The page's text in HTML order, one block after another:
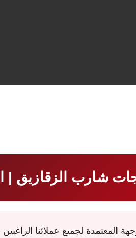
شارب الزقازيق |
لجميع عملائنا